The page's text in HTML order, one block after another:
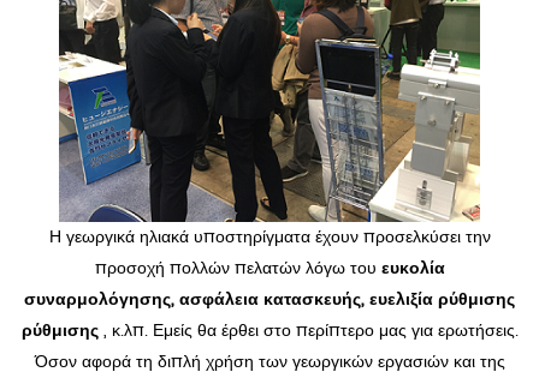
Η γεωργικά ηλιακά υποστηρίγματα έχουν προσελκύσει την
προσοχή πολλών πελατών λόγω του ευκολία
συναρμολόγησης, ασφάλεια κατασκευής, ευελιξία ρύθμισης
ρύθμισης, κ.λπ. Εμείς θα έρθει στο περίπτερο μας για ερωτήσεις.
Όσον αφορά τη διπλή χρήση των γεωργικών εργασιών και της